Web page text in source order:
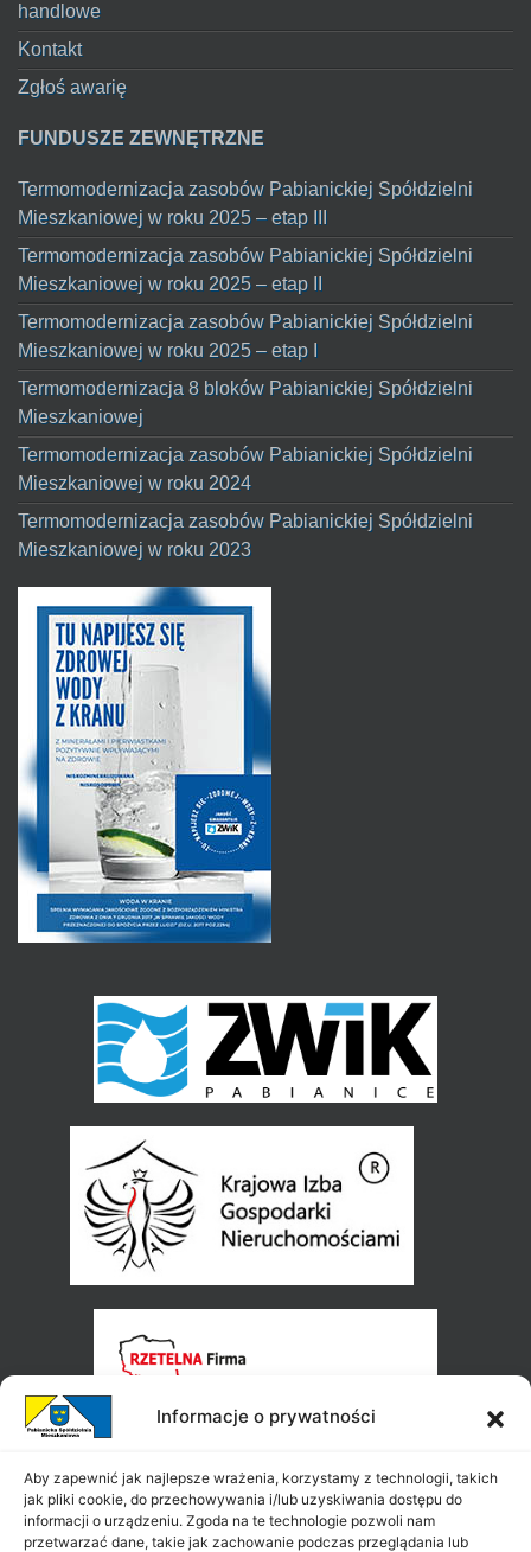
Informacje o prywatności
Aby zapewnić jak najlepsze wrażenia, korzystamy z technologii, takich
jak pliki cookie, do przechowywania i/lub uzyskiwania dostępu do
informacji o urządzeniu. Zgoda na te technologie pozwoli nam
przetwarzać dane, takie jak zachowanie podczas przeglądania lub
handlowe
Kontakt
Zgłoś awarię
FUNDUSZE ZEWNĘTRZNE
Termomodernizacja zasobów Pabianickiej Spółdzielni
Mieszkaniowej w roku 2025 – etap III
Termomodernizacja zasobów Pabianickiej Spółdzielni
Mieszkaniowej w roku 2025 – etap II
Termomodernizacja zasobów Pabianickiej Spółdzielni
Mieszkaniowej w roku 2025 – etap I
Termomodernizacja 8 bloków Pabianickiej Spółdzielni
Mieszkaniowej
Termomodernizacja zasobów Pabianickiej Spółdzielni
Mieszkaniowej w roku 2024
Termomodernizacja zasobów Pabianickiej Spółdzielni
Mieszkaniowej w roku 2023